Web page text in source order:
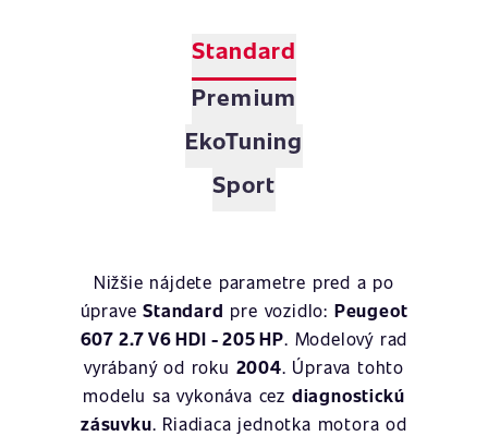
Standard
Premium
EkoTuning
Sport
Nižšie nájdete parametre pred a po
úpraveStandard pre vozidlo: Peugeot
607 2.7 V6 HDI - 205 HP. Modelový rad
vyrábaný od roku 2004. Úprava tohto
modelu sa vykonáva cez diagnostickú
zásuvku. Riadiaca jednotka motora od